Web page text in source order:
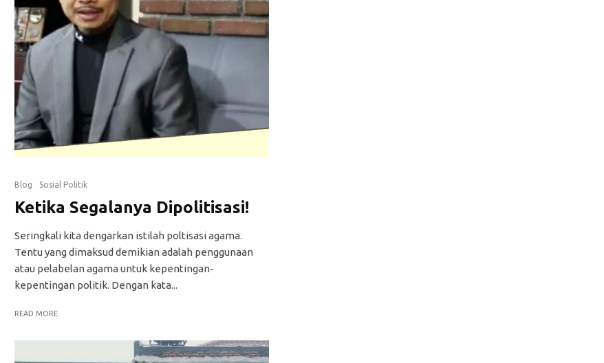
Blog Sosial Politik
Ketika Segalanya Dipolitisasi!
Seringkali kita dengarkan istilah poltisasi agama.
Tentu yang dimaksud demikian adalah penggunaan
atau pelabelan agama untuk kepentingan-
kepentingan politik. Dengan kata...
READ MORE